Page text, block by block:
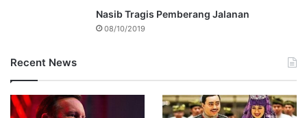
Nasib Tragis Pemberang Jalanan
08/10/2019
Recent News